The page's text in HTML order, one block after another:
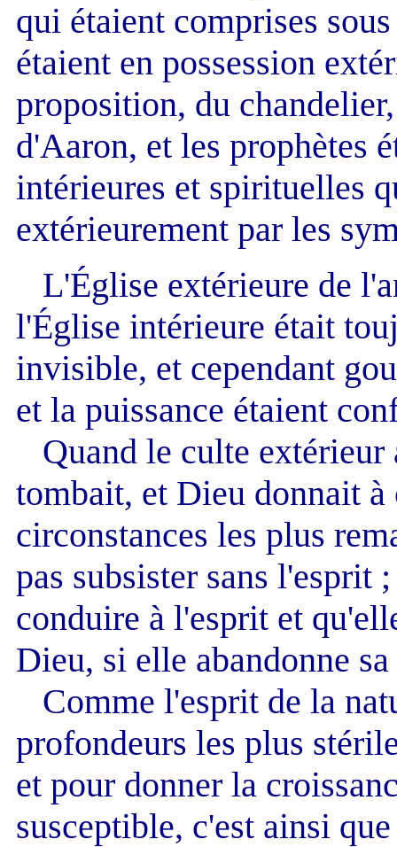
qui étaient comprises
étaient en possession
proposition, du
d'Aaron, et les prophètes
intérieures et spirituelles
extérieurement par les
L'Église extérieure de
l'Église intérieure était
invisible, et cependant
et la puissance étaient
Quand le culte
tombait, et Dieu donnait à
circonstances les plus
pas subsister sans l'esprit
conduire à l'esprit et
Dieu, si elle abandonne
Comme l'esprit de la
profondeurs les plus
et pour donner la
susceptible, c'est ainsi